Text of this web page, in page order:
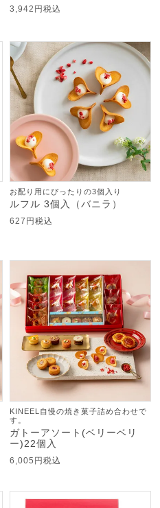
3,942 税込
お配り用にぴったりの3個入り
ルフル 3個入（バニラ）
627 税込
KINEEL自慢の焼き菓子詰め合わせで
す。
ガトーアソート(ベリーベリ
ー)22個入
6,005 税込